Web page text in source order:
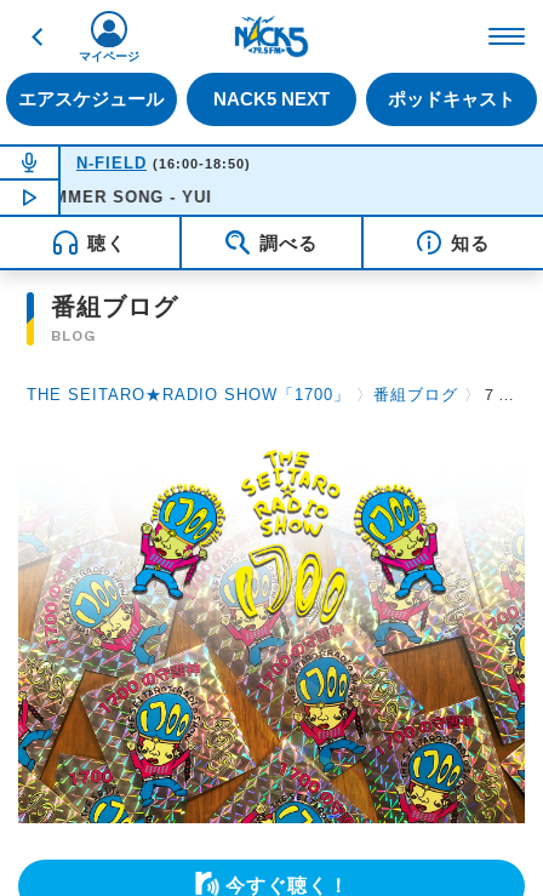
戻る
エアスケジュール NACK5 NEXT ポッドキャスト
マイページ
NOW ON AIR
N-FIELD (16:00-18:50)
NOW PLAYING18:05
SONG - YUI
聴く 調べる 知る
番組ブログ
BLOG
THE SEITARO★RADIO SHOW「1700」 〉番組ブログ 〉 ７月７日（火）
今すぐ聴く！